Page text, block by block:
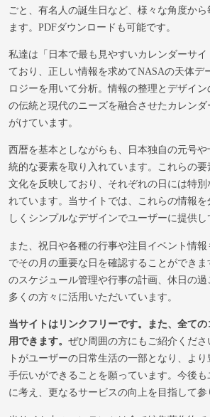
ごと、有名人の誕生日など、様々な角度か
ます。PDFダウンロードも可能です。
私達は「日本で最も見やすいカレンダーサ
ており、正しい情報を求めてNASAの天体デ
ロジーを用いて分析。情報の整理とデザイ
の伝統と現代のニーズを融合させたカレン
がけています。
西暦を基本としながらも、日本独自の元号
統的な要素を取り入れています。これらの要
文化を反映しており、それぞれの日には特
れています。当サイトでは、これらの情報
しくシンプルなデザインでユーザーに提供し
また、祝日や各種の行事や注目イベント情
でその月の重要な日を確認することができ
のスケジュール管理や行事の計画、休日の過
多くの方々に活用いただいています。
当サイトはリンクフリーです。また、全ての
用できます。 ぜひ周囲の方にもご紹介くだ
トがユーザーの日常生活の一部となり、よ
手伝いができることを願っています。今後
に考え、更なるサービスの向上を目指して参